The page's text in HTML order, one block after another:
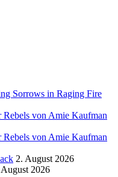
Sorrows in Raging Fire
Rebels von Amie Kaufman
Rebels von Amie Kaufman
2. August 2026
August 2026